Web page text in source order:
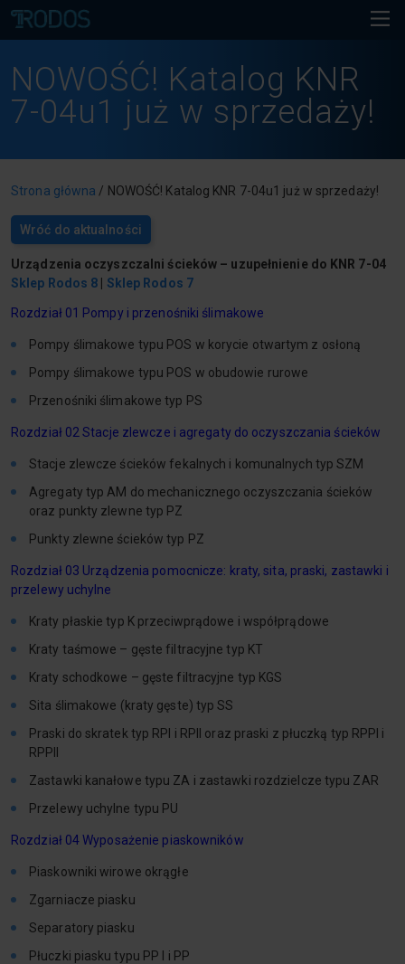
NOWOŚĆ! Katalog KNR
7-04u1 już w sprzedaży!
Strona główna / NOWOŚĆ! Katalog KNR 7-04u1 już w sprzedaży!
Wróć do aktualności
Urządzenia oczyszczalni ścieków – uzupełnienie do KNR 7-04
Sklep Rodos 8
Sklep Rodos 7
Rozdział 01 Pompy i przenośniki ślimakowe
Pompy ślimakowe typu POS w korycie otwartym z osłoną
Pompy ślimakowe typu POS w obudowie rurowe
Przenośniki ślimakowe typ PS
Rozdział 02 Stacje zlewcze i agregaty do oczyszczania ścieków
Stacje zlewcze ścieków fekalnych i komunalnych typ SZM
Agregaty typ AM do mechanicznego oczyszczania ścieków
oraz punkty zlewne typ PZ
Punkty zlewne ścieków typ PZ
Rozdział 03 Urządzenia pomocnicze: kraty, sita, praski, zastawki i
przelewy uchylne
Kraty płaskie typ K przeciwprądowe i współprądowe
Kraty taśmowe – gęste filtracyjne typ KT
Kraty schodkowe – gęste filtracyjne typ KGS
Sita ślimakowe (kraty gęste) typ SS
Praski do skratek typ RPI i RPII oraz praski z płuczką typ RPPI i
RPPII
Zastawki kanałowe typu ZA i zastawki rozdzielcze typu ZAR
Przelewy uchylne typu PU
Rozdział 04 Wyposażenie piaskowników
Piaskowniki wirowe okrągłe
Zgarniacze piasku
Separatory piasku
Płuczki piasku typu PP I i PP